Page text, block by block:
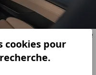
allemande. La ligne
de faire rougir les
: elle a une fonction
de percée dans
cookies pour